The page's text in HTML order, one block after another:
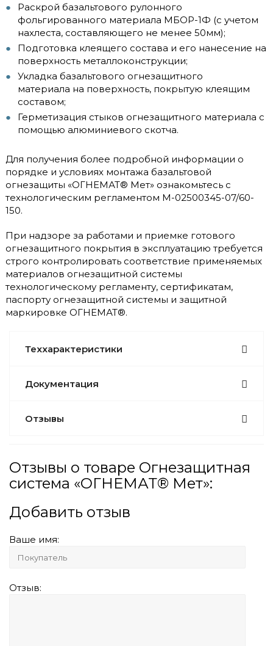
Раскрой базальтового рулонного
фольгированного материала МБОР-1Ф (с учетом
нахлеста, составляющего не менее 50мм);
Подготовка клеящего состава и его нанесение на
поверхность металлоконструкции;
Укладка базальтового огнезащитного
материала на поверхность, покрытую клеящим
составом;
Герметизация стыков огнезащитного материала с
помощью алюминиевого скотча.
Для получения более подробной информации о
порядке и условиях монтажа базальтовой
огнезащиты «ОГНЕМАТ® Мет» ознакомьтесь с
технологическим регламентом М-02500345-07/60-
150.
При надзоре за работами и приемке готового
огнезащитного покрытия в эксплуатацию требуется
строго контролировать соответствие применяемых
материалов огнезащитной системы
технологическому регламенту, сертификатам,
паспорту огнезащитной системы и защитной
маркировке ОГНЕМАТ®.
Теххарактеристики
Документация
Отзывы
Отзывы о товаре Огнезащитная
система «ОГНЕМАТ® Мет»:
Добавить отзыв
Ваше имя:
Отзыв: